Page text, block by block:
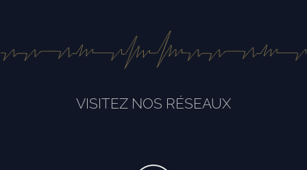
VISITEZ NOS RÉSEAUX